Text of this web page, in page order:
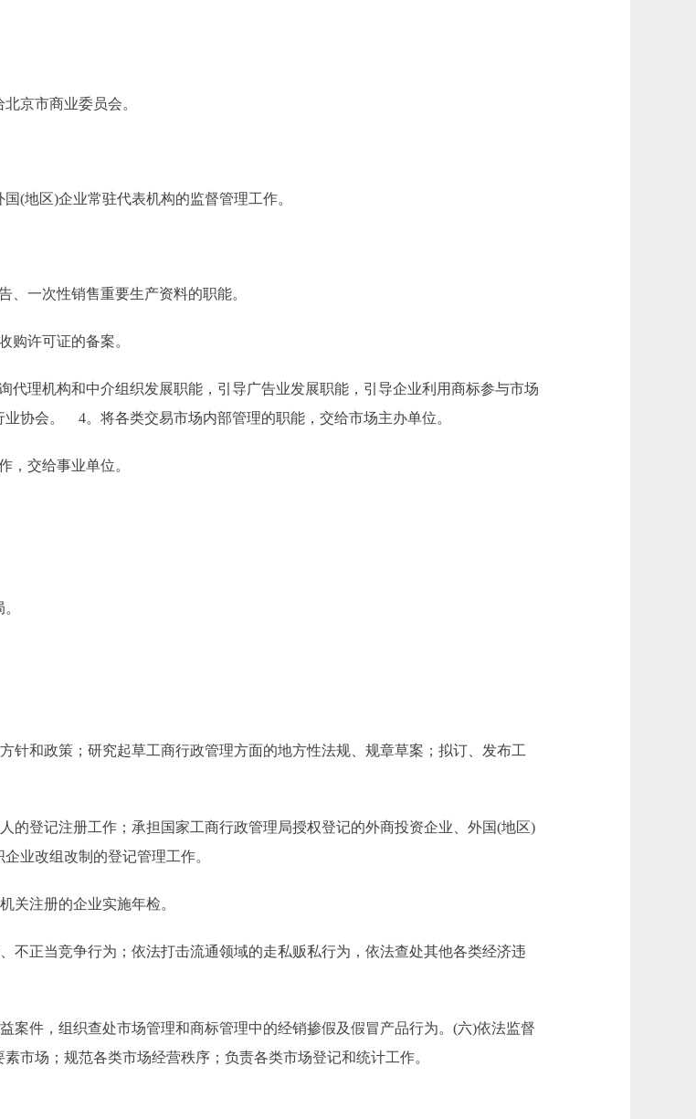
京市商业委员会。
地区)企业常驻代表机构的监督管理工作。
一次性销售重要生产资料的职能。
许可证的备案。
理机构和中介组织发展职能，引导广告业发展职能，引导企业利用商标参与市场
协会。 4。将各类交易市场内部管理的职能，交给市场主办单位。
交给事业单位。
和政策；研究起草工商行政管理方面的地方性法规、规章草案；拟订、发布工
登记注册工作；承担国家工商行政管理局授权登记的外商投资企业、外国(地区)
业改组改制的登记管理工作。
注册的企业实施年检。
正当竞争行为；依法打击流通领域的走私贩私行为，依法查处其他各类经济违
件，组织查处市场管理和商标管理中的经销掺假及假冒产品行为。(六)依法监督
市场；规范各类市场经营秩序；负责各类市场登记和统计工作。